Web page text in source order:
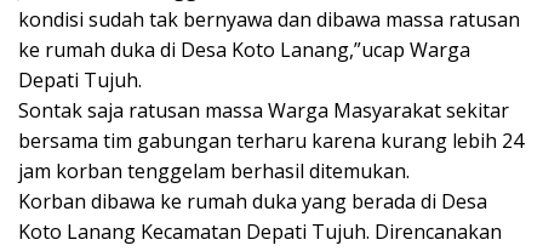
kondisi sudah tak bernyawa dan dibawa massa ratusan
ke rumah duka di Desa Koto Lanang,”ucap Warga
Depati Tujuh.
Sontak saja ratusan massa Warga Masyarakat sekitar
bersama tim gabungan terharu karena kurang lebih 24
jam korban tenggelam berhasil ditemukan.
Korban dibawa ke rumah duka yang berada di Desa
Koto Lanang Kecamatan Depati Tujuh. Direncanakan